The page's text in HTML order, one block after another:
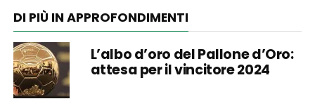
DI PIÙ IN APPROFONDIMENTI
L’albo d’oro del Pallone d’Oro:
attesa per il vincitore 2024